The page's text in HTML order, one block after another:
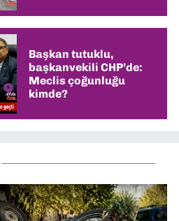
Başkan tutuklu,
başkanvekili CHP’de:
Meclis çoğunluğu
kimde?